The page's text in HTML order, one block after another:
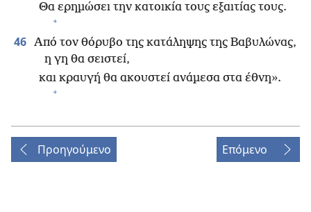
Θα ερημώσει την κατοικία τους εξαιτίας τους.
+
46 Από τον θόρυβο της κατάληψης της Βαβυλώνας,
η γη θα σειστεί,
και κραυγή θα ακουστεί ανάμεσα στα έθνη».
+
Προηγούμενο Επόμενο